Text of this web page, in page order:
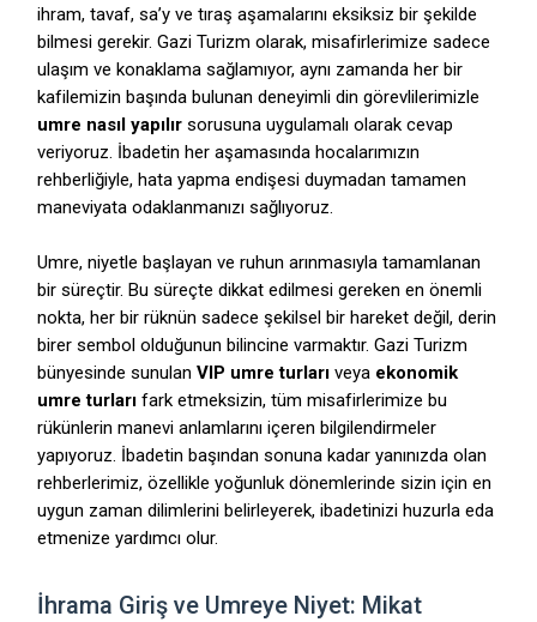
ihram, tavaf, sa’y ve tıraş aşamalarını eksiksiz bir şekilde
bilmesi gerekir. Gazi Turizm olarak, misafirlerimize sadece
ulaşım ve konaklama sağlamıyor, aynı zamanda her bir
kafilemizin başında bulunan deneyimli din görevlilerimizle
umre nasıl yapılır sorusuna uygulamalı olarak cevap
veriyoruz. İbadetin her aşamasında hocalarımızın
rehberliğiyle, hata yapma endişesi duymadan tamamen
maneviyata odaklanmanızı sağlıyoruz.
Umre, niyetle başlayan ve ruhun arınmasıyla tamamlanan
bir süreçtir. Bu süreçte dikkat edilmesi gereken en önemli
nokta, her bir rüknün sadece şekilsel bir hareket değil, derin
birer sembol olduğunun bilincine varmaktır. Gazi Turizm
bünyesinde sunulanVIP umre turları veya ekonomik
umre turları fark etmeksizin, tüm misafirlerimize bu
rükünlerin manevi anlamlarını içeren bilgilendirmeler
yapıyoruz. İbadetin başından sonuna kadar yanınızda olan
rehberlerimiz, özellikle yoğunluk dönemlerinde sizin için en
uygun zaman dilimlerini belirleyerek, ibadetinizi huzurla eda
etmenize yardımcı olur.
İhrama Giriş ve Umreye Niyet: Mikat